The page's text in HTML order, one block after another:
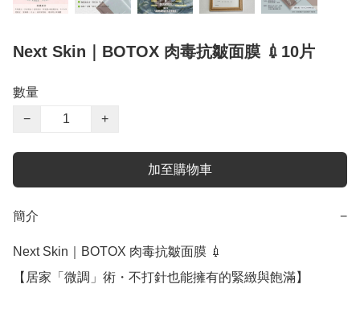
Next Skin｜BOTOX 肉毒抗皺面膜 💉10片
數量
−
+
加至購物車
簡介 −
Next Skin｜BOTOX 肉毒抗皺面膜 💉
【居家「微調」術・不打針也能擁有的緊緻與飽滿】